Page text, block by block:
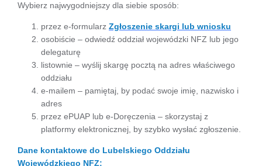
Wybierz najwygodniejszy dla siebie sposób:
przez e-formularz Zgłoszenie skargi lub wniosku
osobiście – odwiedź oddział wojewódzki NFZ lub jego
delegaturę
listownie – wyślij skargę pocztą na adres właściwego
oddziału
e-mailem – pamiętaj, by podać swoje imię, nazwisko i
adres
przez ePUAP lub e-Doręczenia – skorzystaj z
platformy elektronicznej, by szybko wysłać zgłoszenie.
Dane kontaktowe do Lubelskiego Oddziału
Wojewódzkiego NFZ: